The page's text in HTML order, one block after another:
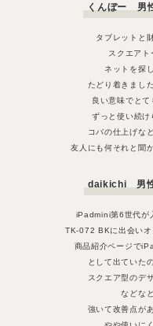
くんぼー 男
タブレットと
スクエアト
ネットを探
たどり着きまし
良い意味でとて
ずっと使い続け
コバの仕上げな
友人にも何それと聞
daikichi 男
iPadmini第6世代が
TK-072 BKに出会いオ
商品紹介ページで
として出ていた
スクエア型のデ
などな
強いて改善点が